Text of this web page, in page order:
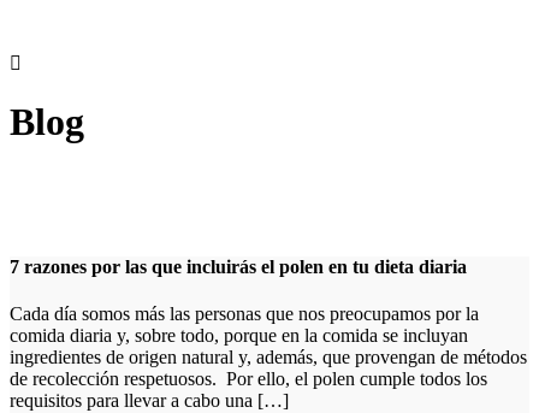
Blog
7 razones por las que incluirás el polen en tu dieta diaria
Cada día somos más las personas que nos preocupamos por la
comida diaria y, sobre todo, porque en la comida se incluyan
ingredientes de origen natural y, además, que provengan de métodos
de recolección respetuosos. Por ello, el polen cumple todos los
requisitos para llevar a cabo una […]